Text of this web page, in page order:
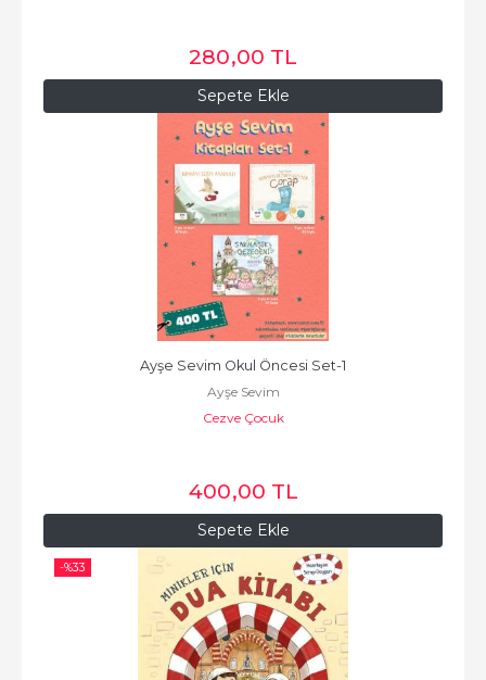
Sepete Ekle
280,00 TL
Sepete Ekle
Ayşe Sevim Okul Öncesi Set-1
Ayşe Sevim
Cezve Çocuk
400,00 TL
-%33